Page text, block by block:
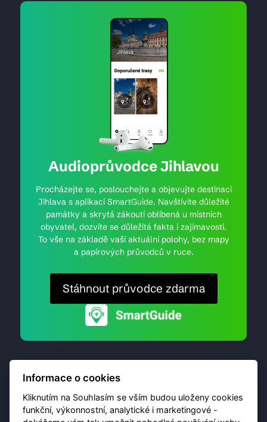
Audioprůvodce Jihlavou
Procházejte se, poslouchejte a objevujte destinaci
Jihlava s aplikací SmartGuide. Navštívíte důležité
památky a skrytá zákoutí oblíbená u místních
obyvatel, dozvíte se důležitá fakta i zajímavosti.
To vše na základě vaší aktuální polohy, bez mapy
a papírových průvodců v ruce.
Stáhnout průvodce zdarma
Informace o cookies
Kliknutím na Souhlasím se vším budou uloženy cookies
funkční, výkonnostní, analytické i marketingové -